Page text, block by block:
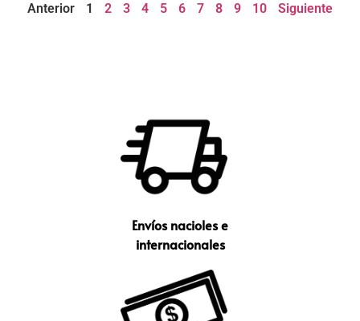
Anterior 1 2 3 4 5 6 7 8 9 10 Siguiente
Envíos nacioles e
internacionales